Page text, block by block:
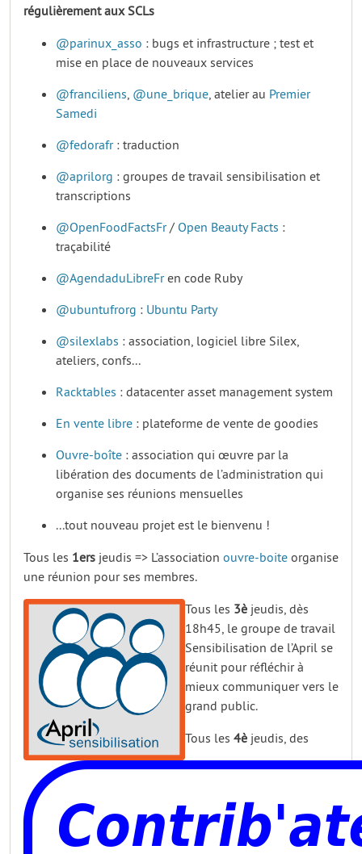
régulièrement aux SCLs
@parinux_asso : bugs et infrastructure ; test et
mise en place de nouveaux services
@franciliens, @une_brique, atelier au Premier
Samedi
@fedorafr: traduction
@aprilorg : groupes de travail sensibilisation et
transcriptions
@OpenFoodFactsFr/ Open Beauty Facts :
traçabilité
@AgendaduLibreFren code Ruby
@ubuntufrorg : Ubuntu Party
@silexlabs : association, logiciel libre Silex,
ateliers, confs...
Racktables : datacenter asset management system
En vente libre : plateforme de vente de goodies
Ouvre-boîte : association qui œuvre par la
libération des documents de l’administration qui
organise ses réunions mensuelles
...tout nouveau projet est le bienvenu !
Tous les 1ers jeudis => L’association ouvre-boite organise
une réunion pour ses membres.
Tous les 3è jeudis, dès
18h45, le groupe de travail
Sensibilisation de l’April se
réunit pour réfléchir à
mieux communiquer vers le
grand public.
Tous les 4è jeudis, des